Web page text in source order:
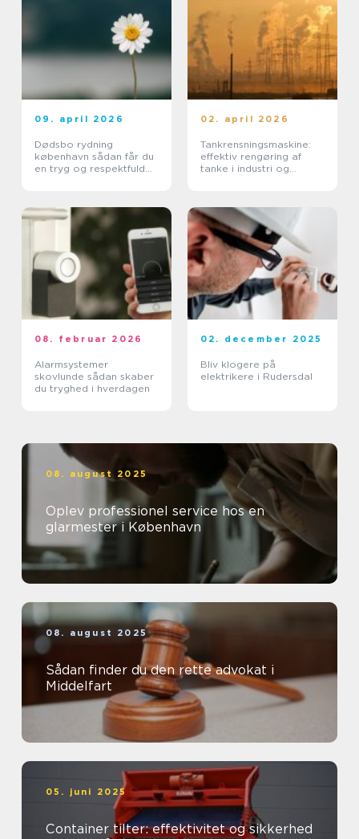
09. april 2026
Dødsbo rydning
københavn sådan får du
en tryg og respektfuld
02. april 2026
Tankrensningsmaskine:
effektiv rengøring af
tanke i industri og
08. februar 2026
Alarmsystemer
skovlunde sådan skaber
du tryghed i hverdagen
02. december 2025
Bliv klogere på
elektrikere i Rudersdal
08. august 2025
Oplev professionel service hos en
glarmester i København
08. august 2025
Sådan finder du den rette advokat i
Middelfart
05. juni 2025
Container tilter: effektivitet og sikkerhed